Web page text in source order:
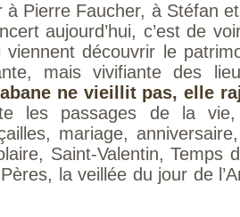
à Pierre Faucher, à Stéfan
aujourd’hui, c’est de
découvrir le
mais vivifiante des
ne vieillit pas, elle
les passages de la vie,
mariage,
Saint-Valentin, Temps
la veillée du jour de